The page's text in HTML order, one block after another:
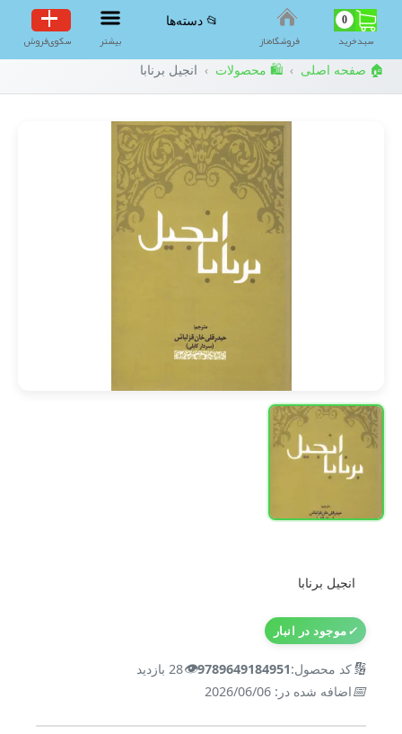
0
سبد‌خرید فروشگاه‌ناز
📂 دسته‌ها
بیشتر سکوی‌فروش
🏠 صفحه اصلی › 🛍️ محصولات › انجیل برنابا
انجیل برنابا
✓موجود در انبار
🔢کد محصول:9789649184951
👁️28 بازدید
📅اضافه شده در: 2026/06/06